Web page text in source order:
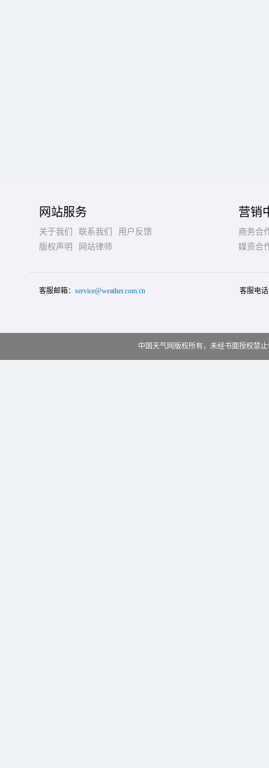
网站服务
关于我们 联系我们
用户反馈
版权声明
网站律师
营销
商务合
媒资合
客服邮箱： service@weather.com.cn 客服电
中国天气网版权所有，未经书面授权